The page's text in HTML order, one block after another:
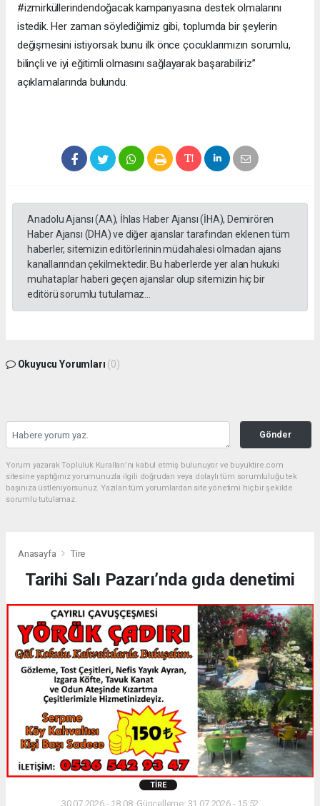
#izmirküllerindendoğacak kampanyasına destek olmalarını
istedik. Her zaman söylediğimiz gibi, toplumda bir şeylerin
değişmesini istiyorsak bunu ilk önce çocuklarımızın sorumlu,
bilinçli ve iyi eğitimli olmasını sağlayarak başarabiliriz”
açıklamalarında bulundu.
Anadolu Ajansı (AA), İhlas Haber Ajansı (İHA), Demirören
Haber Ajansı (DHA) ve diğer ajanslar tarafından eklenen tüm
haberler, sitemizin editörlerinin müdahalesi olmadan ajans
kanallarından çekilmektedir. Bu haberlerde yer alan hukuki
muhataplar haberi geçen ajanslar olup sitemizin hiç bir
editörü sorumlu tutulamaz...
Okuyucu Yorumları (0)
Gönder
Yorum yazarak Topluluk Kuralları’nı kabul etmiş bulunuyor ve buyuktire.com
sitesine yaptığınız yorumunuzla ilgili doğrudan veya dolaylı tüm sorumluluğu tek
başınıza üstleniyorsunuz. Yazılan tüm yorumlardan site yönetimi hiçbir şekilde
sorumlu tutulamaz.
Anasayfa Tire
Tarihi Salı Pazarı’nda gıda denetimi
TIRE
30.07.2026 - 18:08, Güncelleme: 31.07.2026 - 15:52